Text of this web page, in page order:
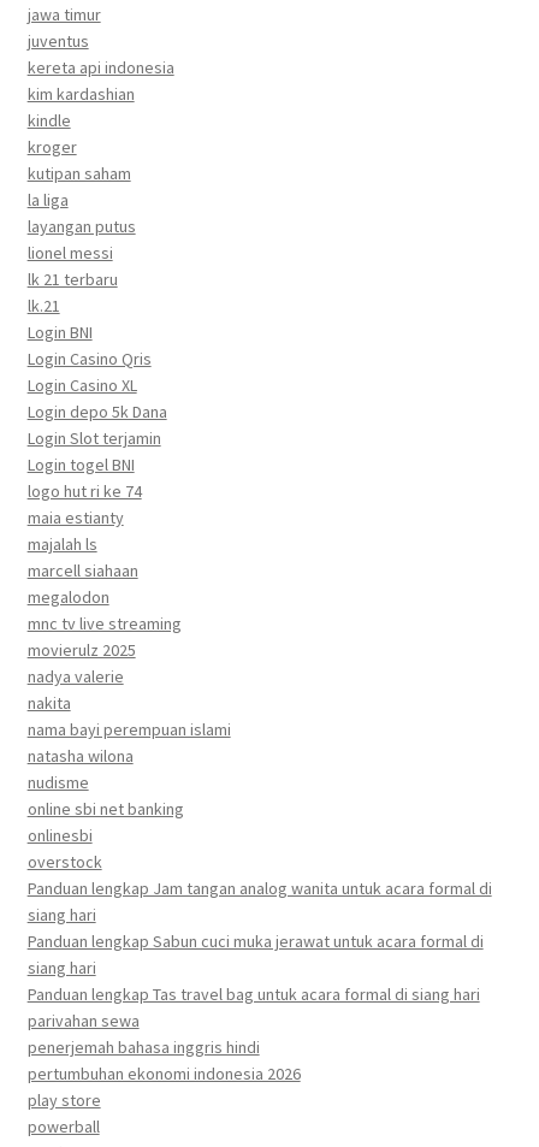
jawa timur
juventus
kereta api indonesia
kim kardashian
kindle
kroger
kutipan saham
la liga
layangan putus
lionel messi
lk 21 terbaru
lk.21
Login BNI
Login Casino Qris
Login Casino XL
Login depo 5k Dana
Login Slot terjamin
Login togel BNI
logo hut ri ke 74
maia estianty
majalah ls
marcell siahaan
megalodon
mnc tv live streaming
movierulz 2025
nadya valerie
nakita
nama bayi perempuan islami
natasha wilona
nudisme
online sbi net banking
onlinesbi
overstock
Panduan lengkap Jam tangan analog wanita untuk acara formal di
siang hari
Panduan lengkap Sabun cuci muka jerawat untuk acara formal di
siang hari
Panduan lengkap Tas travel bag untuk acara formal di siang hari
parivahan sewa
penerjemah bahasa inggris hindi
pertumbuhan ekonomi indonesia 2026
play store
powerball